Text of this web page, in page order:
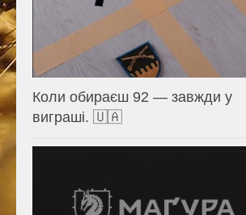
Коли обираєш 92 — завжди у
виграші. 🇺🇦